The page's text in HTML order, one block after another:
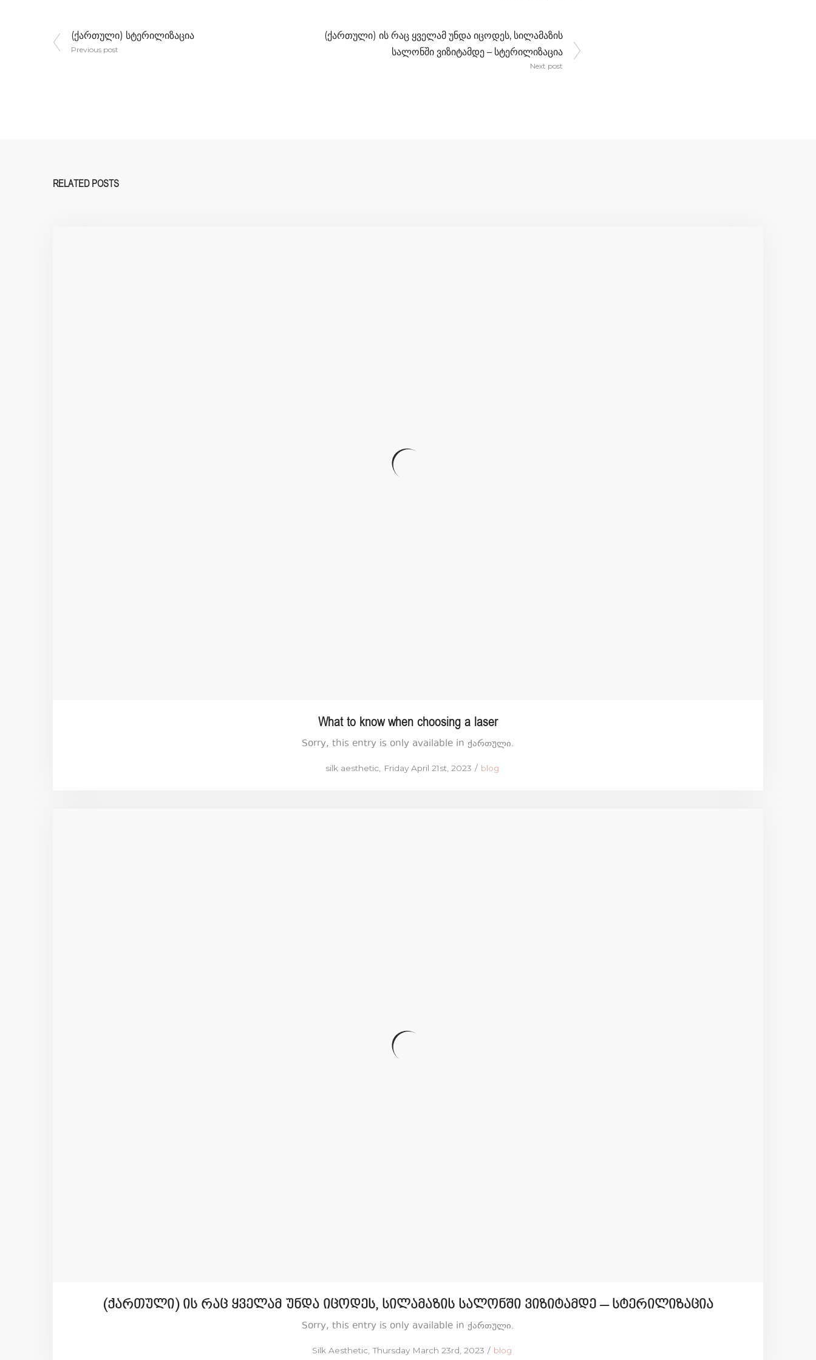
Post
navigation
(ქართული) სტერილიზაცია
Previous post
(ქართული) ის რაც ყველამ უნდა იცოდეს, სილამაზის
სალონში ვიზიტამდე – სტერილიზაცია
Next post
RELATED POSTS
What to know when choosing a laser
Sorry, this entry is only available in ქართული.
silk aesthetic
Posted
Friday April 21st, 2023
Posted
blog
(ქართული) ის რაც ყველამ უნდა იცოდეს, სილამაზის სალონში ვიზიტამდე – სტერილიზაცია
Sorry, this entry is only available in ქართული.
Silk Aesthetic Posted
Thursday March 23rd, 2023
Posted
blog